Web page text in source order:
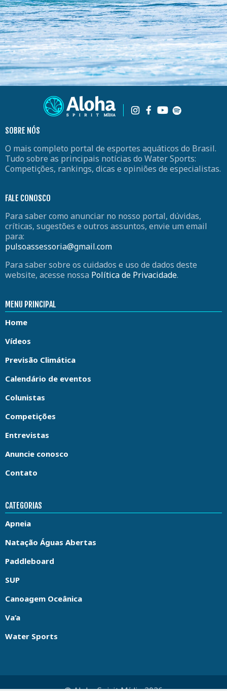
SOBRE NÓS
O mais completo portal de esportes aquáticos do Brasil.
Tudo sobre as principais notícias do Water Sports:
Competições, rankings, dicas e opiniões de especialistas.
FALE CONOSCO
Para saber como anunciar no nosso portal, dúvidas,
críticas, sugestões e outros assuntos, envie um email
para:
pulsoassessoria@gmail.com
Para saber sobre os cuidados e uso de dados deste
website, acesse nossa Política de Privacidade.
MENU PRINCIPAL
Home
Vídeos
Previsão Climática
Calendário de eventos
Colunistas
Competições
Entrevistas
Anuncie conosco
Contato
CATEGORIAS
Apneia
Natação Águas Abertas
Paddleboard
SUP
Canoagem Oceânica
Va’a
Water Sports